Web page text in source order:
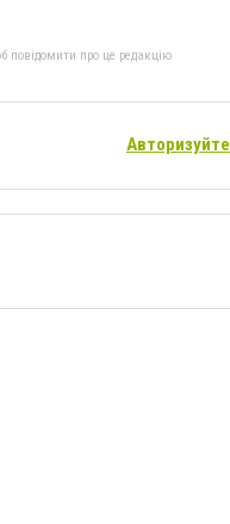
повідомити про це редакцію